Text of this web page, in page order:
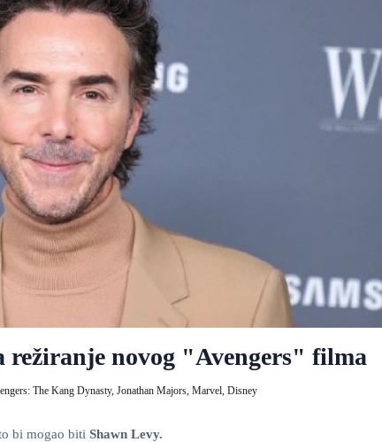
režiranje novog "Avengers" filma
The Kang Dynasty, Jonathan Majors, Marvel, Disney
bi mogao biti Shawn Levy.